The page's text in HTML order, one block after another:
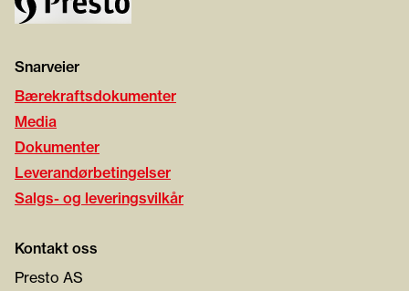
Snarveier
Bærekraftsdokumenter
Media
Dokumenter
Leverandørbetingelser
Salgs- og leveringsvilkår
Kontakt oss
Presto AS